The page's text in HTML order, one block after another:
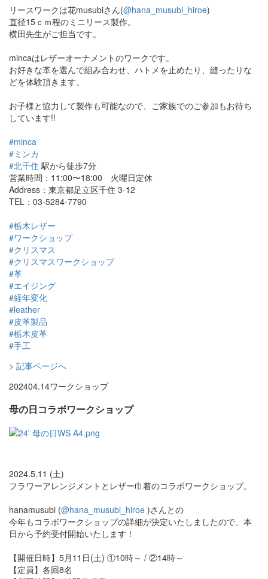
リースワークは花musubiさん(@hana_musubi_hiroe)
直径15ｃｍ程のミニリース製作。
横田先生がご担当です。
mincaはレザーオーナメントのワークです。
お好きな革を選んで組み合わせ、ハトメを止めたり、縫ったりな
どを体験頂きます。
お子様と協力して製作も可能なので、ご家族でのご参加もお待ち
しています!!
#minca
#ミンカ
#北千住 駅から徒歩7分
営業時間：11:00〜18:00 火曜日定休
Address：東京都足立区千住 3-12
TEL：03-5284-7790
#栃木レザー
#ワークショップ
#クリスマス
#クリスマスワークショップ
#革
#エイジング
#経年変化
#leather
#皮革製品
#栃木皮革
#手工
> 記事ページへ
202404.14ワークショップ
母の日コラボワークショップ
2024.5.11 (土)
フラワーアレンジメントとレザー巾着のコラボワークショップ。
hanamusubi (@hana_musubi_hiroe )さんとの
今年もコラボワークショップの詳細が決定いたしましたので、本
日から予約受付開始いたします！
【開催日時】5月11日(土) ①10時～ / ②14時～
【定員】各回8名